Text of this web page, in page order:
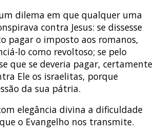
dilema em que qualquer uma
contra Jesus: se dissesse
pagar o imposto aos romanos,
lo como revoltoso; se pelo
que se deveria pagar, certamente
Ele os israelitas, porque
da sua pátria.
elegância divina a dificuldade
o Evangelho nos transmite.